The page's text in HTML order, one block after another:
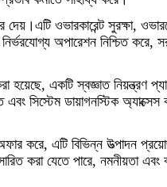
ওভারকারেন্ট সুরক্ষা,
অপারেশন নিশ্চিত করে,
হয়েছে, একটি স্বজ্ঞাত নিয়ন্ত্রণ
এবং সিস্টেম ডায়াগনস্টিক
করে, এটি বিভিন্ন উত্পাদন
করা যেতে পারে, নমনীয়তা